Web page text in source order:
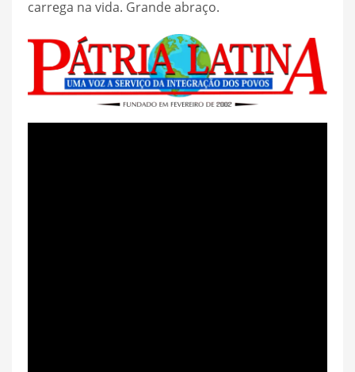
carrega na vida. Grande abraço.